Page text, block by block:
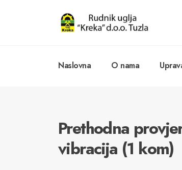
Naslovna O nama
Prethodna
vibracija (1 kom)